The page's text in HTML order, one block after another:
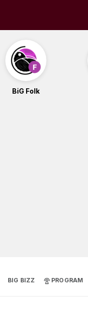
BiG Folk
BIG BIZZ PROGRAM